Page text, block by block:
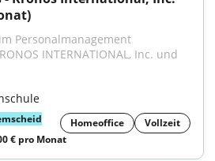
Personalmanagement
INTERNATIONAL, Inc. und
Homeoffice
Vollzeit
€ pro Monat